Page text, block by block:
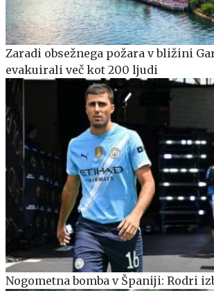
Zaradi obsežnega požara v bližini
evakuirali več kot 200 ljudi
Nogometna bomba v Španiji: Rodri